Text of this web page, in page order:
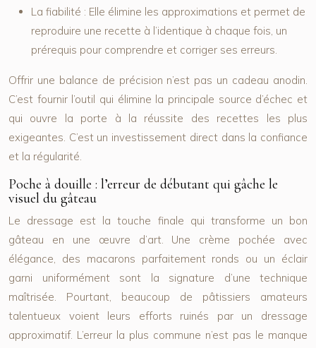
La fiabilité : Elle élimine les approximations et permet de
reproduire une recette à l’identique à chaque fois, un
prérequis pour comprendre et corriger ses erreurs.
Offrir une balance de précision n’est pas un cadeau anodin.
C’est fournir l’outil qui élimine la principale source d’échec et
qui ouvre la porte à la réussite des recettes les plus
exigeantes. C’est un investissement direct dans la confiance
et la régularité.
Poche à douille : l’erreur de débutant qui gâche le
visuel du gâteau
Le dressage est la touche finale qui transforme un bon
gâteau en une œuvre d’art. Une crème pochée avec
élégance, des macarons parfaitement ronds ou un éclair
garni uniformément sont la signature d’une technique
maîtrisée. Pourtant, beaucoup de pâtissiers amateurs
talentueux voient leurs efforts ruinés par un dressage
approximatif. L’erreur la plus commune n’est pas le manque